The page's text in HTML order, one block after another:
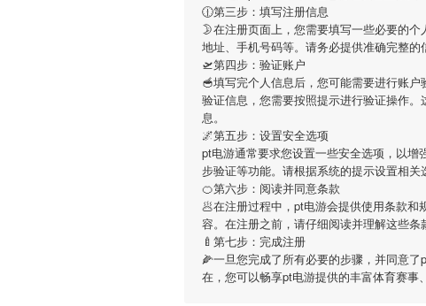
🕧第三步：填写注册信息
🌛在注册页面上，您需要填写一些必要的个
地址、手机号码等。请务必提供准确完整的
🛫第四步：验证账户
🥣填写完个人信息后，您可能需要进行账户
验证信息，您需要按照提示进行验证操作
息。
🌌第五步：设置安全选项
pt电游通常要求您设置一些安全选项，以增
步验证等功能。请根据系统的提示设置相关
🍊第六步：阅读并同意条款
🥟在注册过程中， pt电游会提供使用条款和
容。在注册之前，请仔细阅读并理解这些条
🍼第七步：完成注册
🌽一旦您完成了所有必要的步骤，并同意了
在，您可以畅享pt电游提供的丰富体育赛事